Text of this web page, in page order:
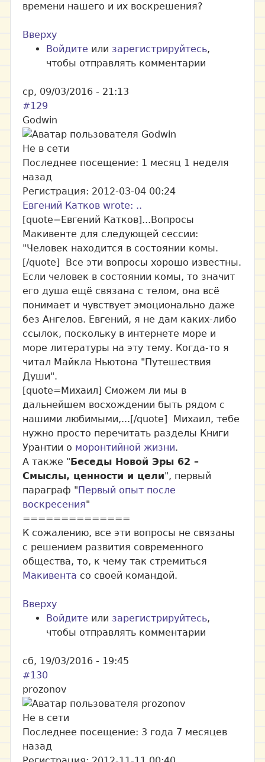
времени нашего и их воскрешения?
Вверху
Войдите или зарегистрируйтесь,
чтобы отправлять комментарии
ср, 09/03/2016 - 21:13
#129
Godwin
Не в сети
Последнее посещение: 1 месяц 1 неделя
назад
Регистрация: 2012-03-04 00:24
Евгений Катков wrote: ..
[quote=Евгений Катков]...Вопросы
Макивенте для следующей сессии:
"Человек находится в состоянии комы.
[/quote] Все эти вопросы хорошо известны.
Если человек в состоянии комы, то значит
его душа ещё связана с телом, она всё
понимает и чувствует эмоционально даже
без Ангелов. Евгений, я не дам каких-либо
ссылок, поскольку в интернете море и
море литературы на эту тему. Когда-то я
читал Майкла Ньютона "Путешествия
Души".
[quote=Михаил] Сможем ли мы в
дальнейшем восхождении быть рядом с
нашими любимыми,...[/quote] Михаил, тебе
нужно просто перечитать разделы Книги
Урантии о моронтийной жизни.
А также "Беседы Новой Эры 62 –
Смыслы, ценности и цели", первый
параграф "Первый опыт после
воскресения"
==============
К сожалению, все эти вопросы не связаны
с решением развития современного
общества, то, к чему так стремиться
Макивента со своей командой.
Вверху
Войдите или зарегистрируйтесь,
чтобы отправлять комментарии
сб, 19/03/2016 - 19:45
#130
prozonov
Не в сети
Последнее посещение: 3 года 7 месяцев
назад